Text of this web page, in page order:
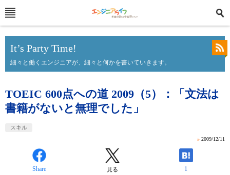
It’s Party Time!
細々と働くエンジニアが、細々と何かを書いていきます。
TOEIC 600点への道 2009（5）：「文法は
書籍がないと無理でした」
スキル
» 2009/12/11
Share 見る 1